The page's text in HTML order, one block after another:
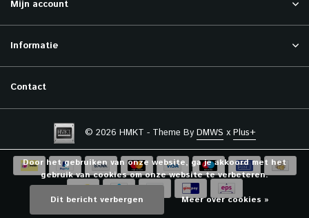
Mijn account
Informatie
Contact
© 2026 HMKT - Theme By DMWS x Plus+
Door het gebruiken van onze website, ga je akkoord met het
gebruik van cookies om onze website te verbeteren.
Dit bericht verbergen Meer over cookies »